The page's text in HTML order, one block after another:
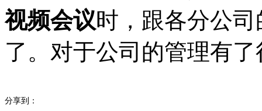
视频会议时，跟各分公
了。对于公司的管理有
分享到：